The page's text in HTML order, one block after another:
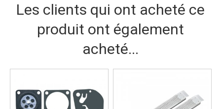
Les clients qui ont acheté ce
produit ont également
acheté...